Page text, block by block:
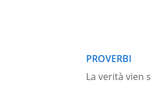
PROVERBI
La verità vien